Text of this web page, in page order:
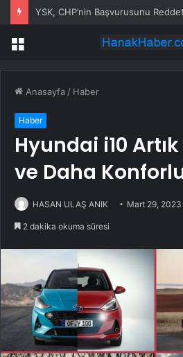
YSK, CHP’nin Başvurusunu
Menü
Anasayfa / Haber
Haber
Hyundai i10
ve Daha
HASAN ULAŞ ANIK Mart 29, 2023
2 dakika okuma süresi